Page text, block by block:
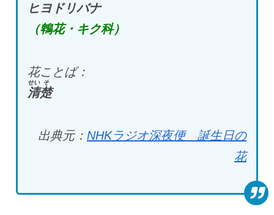
ヒヨドリバナ
（鵯花・キク科）
花ことば：
清
せい
楚
そ
出典元： NHKラジオ深夜便 誕生日の
花